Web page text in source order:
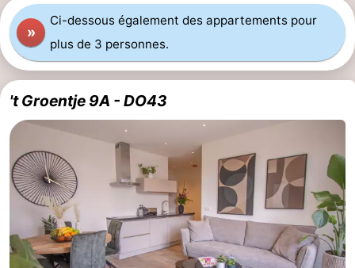
Faire
du
vélo
Randonnée
-
Équitation
-
Terrains
de
Peche
Sportive
-
Equitation
Conduite
de
Boire
»
Ci-dessous également des appartements pour
plus de 3 personnes.
't Groentje 9A - DO43